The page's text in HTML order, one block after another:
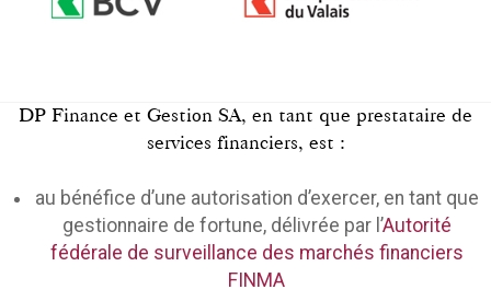
DP Finance et Gestion SA, en tant que prestataire de
services financiers, est :
au bénéfice d’une autorisation d’exercer, en tant que
gestionnaire de fortune, délivrée par l’Autorité
fédérale de surveillance des marchés financiers
FINMA